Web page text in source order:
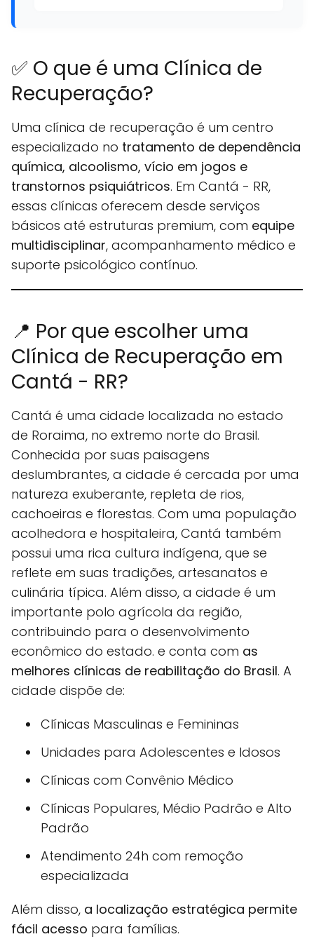
✅ O que é uma Clínica de
Recuperação?
Uma clínica de recuperação é um centro
especializado no tratamento de dependência
química, alcoolismo, vício em jogos e
transtornos psiquiátricos. Em Cantá - RR,
essas clínicas oferecem desde serviços
básicos até estruturas premium, com equipe
multidisciplinar, acompanhamento médico e
suporte psicológico contínuo.
📍 Por que escolher uma
Clínica de Recuperação em
Cantá - RR?
Cantá é uma cidade localizada no estado
de Roraima, no extremo norte do Brasil.
Conhecida por suas paisagens
deslumbrantes, a cidade é cercada por uma
natureza exuberante, repleta de rios,
cachoeiras e florestas. Com uma população
acolhedora e hospitaleira, Cantá também
possui uma rica cultura indígena, que se
reflete em suas tradições, artesanatos e
culinária típica. Além disso, a cidade é um
importante polo agrícola da região,
contribuindo para o desenvolvimento
econômico do estado. e conta com as
melhores clínicas de reabilitação do Brasil. A
cidade dispõe de:
Clínicas Masculinas e Femininas
Unidades para Adolescentes e Idosos
Clínicas com Convênio Médico
Clínicas Populares, Médio Padrão e Alto
Padrão
Atendimento 24h com remoção
especializada
Além disso, a localização estratégica permite
fácil acesso para famílias.